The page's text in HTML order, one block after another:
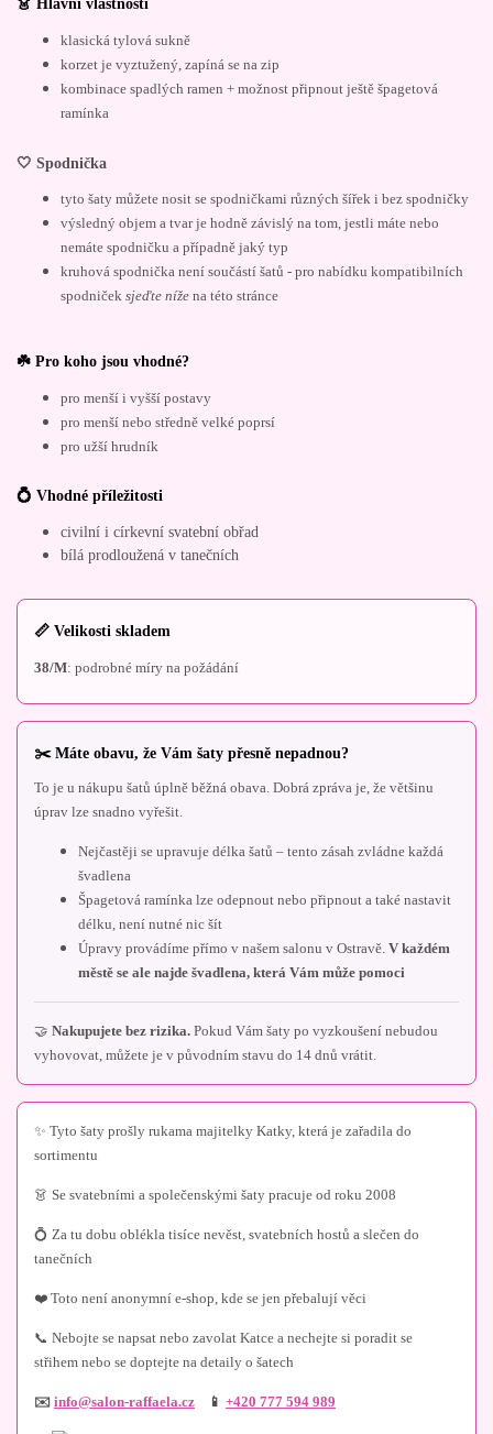
👗 Hlavní vlastnosti
klasická tylová sukně
korzet je vyztužený, zapíná se na zip
kombinace spadlých ramen + možnost připnout ještě špagetová
ramínka
🤍 Spodnička
tyto šaty můžete nosit se spodničkami různých šířek i bez spodničky
výsledný objem a tvar je hodně závislý na tom, jestli máte nebo
nemáte spodničku a případně jaký typ
kruhová spodnička není součástí šatů - pro nabídku kompatibilních
spodniček sjeďte níže na této stránce
☘️ Pro koho jsou vhodné?
pro menší i vyšší postavy
pro menší nebo středně velké poprsí
pro užší hrudník
💍 Vhodné příležitosti
civilní i církevní svatební obřad
bílá prodloužená v tanečních
📏 Velikosti skladem
38/M: podrobné míry na požádání
✂️ Máte obavu, že Vám šaty přesně nepadnou?
To je u nákupu šatů úplně běžná obava. Dobrá zpráva je, že většinu
úprav lze snadno vyřešit.
Nejčastěji se upravuje délka šatů – tento zásah zvládne každá
švadlena
Špagetová ramínka lze odepnout nebo připnout a také nastavit
délku, není nutné nic šít
Úpravy provádíme přímo v našem salonu v Ostravě. V každém
městě se ale najde švadlena, která Vám může pomoci
🤝 Nakupujete bez rizika. Pokud Vám šaty po vyzkoušení nebudou
vyhovovat, můžete je v původním stavu do 14 dnů vrátit.
✨ Tyto šaty prošly rukama majitelky Katky, která je zařadila do
sortimentu
👗 Se svatebními a společenskými šaty pracuje od roku 2008
💍 Za tu dobu oblékla tisíce nevěst, svatebních hostů a slečen do
tanečních
❤️ Toto není anonymní e-shop, kde se jen přebalují věci
📞 Nebojte se napsat nebo zavolat Katce a nechejte si poradit se
střihem nebo se doptejte na detaily o šatech
✉️ info@salon-raffaela.cz 📱 +420 777 594 989